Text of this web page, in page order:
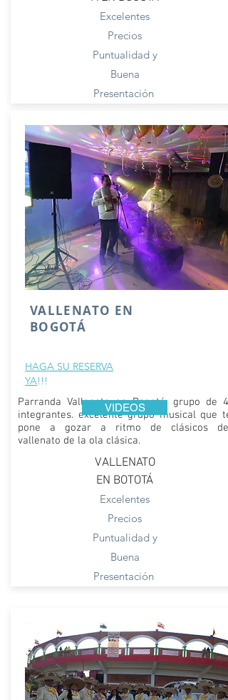
Excelentes
Precios
Puntualidad y
Buena
Presentación
VALLENATO EN
BOGOTÁ
HAGA SU RESERVA
YA!!!
Parranda Vallenata en Bogotá, grupo de 4
integrantes. excelente grupo musical que te
pone a gozar a ritmo de clásicos del
vallenato de la ola clásica.
VIDEOS
VALLENATO
EN BOTOTÁ
Excelentes
Precios
Puntualidad y
Buena
Presentación